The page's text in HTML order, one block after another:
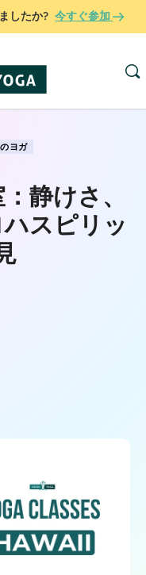
したか? 今すぐ参加
ヨガ
静けさ、
スピリッ